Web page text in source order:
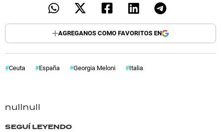
AGREGANOS COMO FAVORITOS EN
Ceuta España Georgia Meloni Italia
nullnull
SEGUÍ LEYENDO